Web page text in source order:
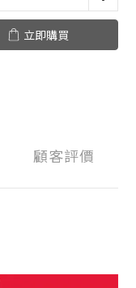
立即購買
顧客評價